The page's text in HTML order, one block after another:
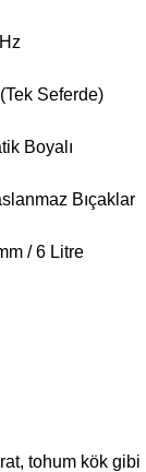
Seferde)
Boyalı
Bıçaklar
/ 6 Litre
tohum kök